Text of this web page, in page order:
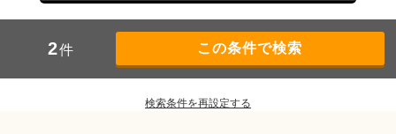
2件
検索条件を再設定する